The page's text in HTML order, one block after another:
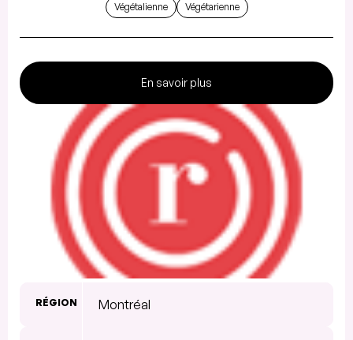
Végétalienne Végétarienne
En savoir plus
RÉGION Montréal